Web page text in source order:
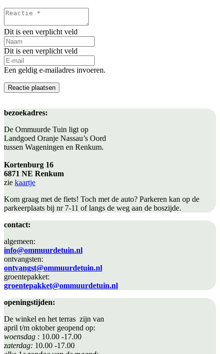
Dit is een verplicht veld
Dit is een verplicht veld
Een geldig e-mailadres invoeren.
Reactie plaatsen
bezoekadres:
De Ommuurde Tuin ligt op
Landgoed Oranje Nassau’s Oord
tussen Wageningen en Renkum.
Kortenburg 16
6871 NE Renkum
zie kaartje
Kom graag met de fiets! Toch met de auto? Parkeren kan op de
parkeerplaats bij nr 7-11 of langs de weg aan de boszijde.
contact:
algemeen:
info@ommuurdetuin.nl
ontvangsten:
ontvangst@ommuurdetuin.nl
groentepakket:
groentepakket@ommuurdetuin.nl
openingstijden:
De winkel en het terras zijn van
april t/m oktober geopend op:
woensdag : 10.00 -17.00
zaterdag: 10.00 -17.00